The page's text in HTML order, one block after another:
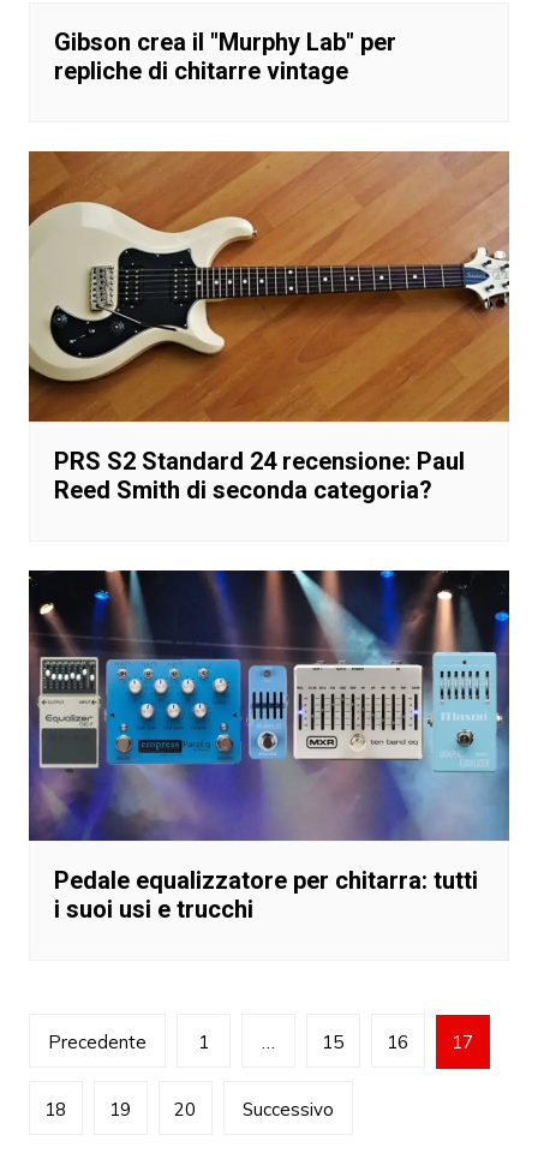
Gibson crea il "Murphy Lab" per
repliche di chitarre vintage
PRS S2 Standard 24 recensione: Paul
Reed Smith di seconda categoria?
Pedale equalizzatore per chitarra: tutti
i suoi usi e trucchi
Paginazione
articoli
Precedente 1 … 15 16 17
18 19 20 Successivo